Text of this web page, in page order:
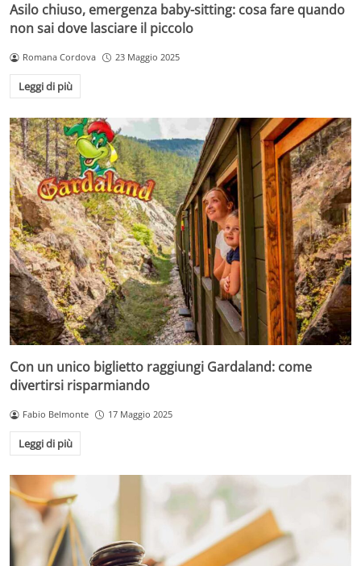
Asilo chiuso, emergenza baby-sitting: cosa fare quando
non sai dove lasciare il piccolo
Romana Cordova 23 Maggio 2025
Leggi di più
Con un unico biglietto raggiungi Gardaland: come
divertirsi risparmiando
Fabio Belmonte 17 Maggio 2025
Leggi di più